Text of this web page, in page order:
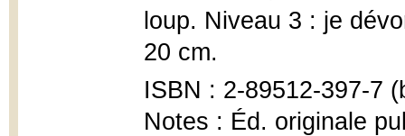
loup. Niveau 3 : je
20 cm.
ISBN : 2-89512-397-7
Notes : Éd. originale